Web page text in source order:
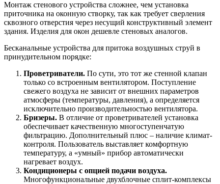
Монтаж стенового устройства сложнее, чем установка
приточника на оконную створку, так как требует сверления
сквозного отверстия через несущий конструктивный элемент
здания. Изделия для окон дешевле стеновых аналогов.
Бесканальные устройства для притока воздушных струй в
принудительном порядке:
Проветриватели. По сути, это тот же стенной клапан
только со встроенным вентилятором. Поступление
свежего воздуха не зависит от внешних параметров
атмосферы (температуры, давления), а определяется
исключительно производительностью вентилятора.
Бризеры. В отличие от проветривателей установка
обеспечивает качественную многоступенчатую
фильтрацию. Дополнительный плюс – наличие климат-
контроля. Пользователь выставляет комфортную
температуру, а «умный» прибор автоматически
нагревает воздух.
Кондиционеры с опцией подачи воздуха.
Многофункциональные двухблочные сплит-комплексы